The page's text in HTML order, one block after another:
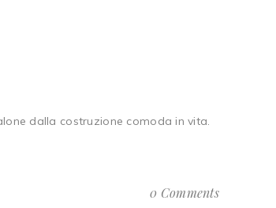
dalla costruzione comoda in vita.
0 Comments